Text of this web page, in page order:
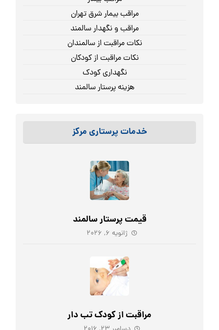
مراقب بیمار شرق تهران
مراقب و نگهدار سالمند
نکات مراقبت از سالمندان
نکات مراقبت از کودکان
نگهداری کودک
هزینه پرستار سالمند
خدمات پرستاری مرکز
قیمت پرستار سالمند
ژانویه ۶, ۲۰۲۶
مراقبت از کودک تب دار